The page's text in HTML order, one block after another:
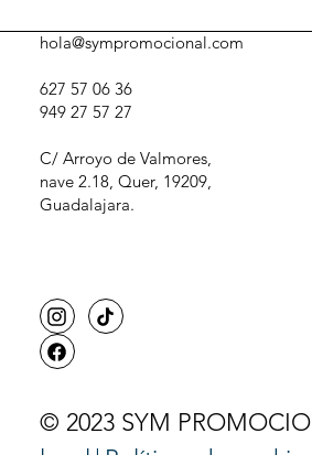
hola@sympromocional.com
627 57 06 36
949 27 57 27
C/ Arroyo de Valmores,
nave 2.18, Quer, 19209,
Guadalajara.
© 2023 SYM